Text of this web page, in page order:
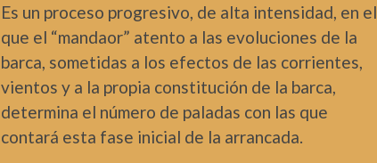
Es un proceso progresivo, de alta intensidad, en el
que el “mandaor” atento a las evoluciones de la
barca, sometidas a los efectos de las corrientes,
vientos y a la propia constitución de la barca,
determina el número de paladas con las que
contará esta fase inicial de la arrancada.